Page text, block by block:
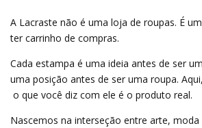
A Lacraste não é uma loja de roupas. É
ter carrinho de compras.
Cada estampa é uma ideia antes de ser
uma posição antes de ser uma roupa.
 o que você diz com ele é o produto real.
Nascemos na interseção entre arte,